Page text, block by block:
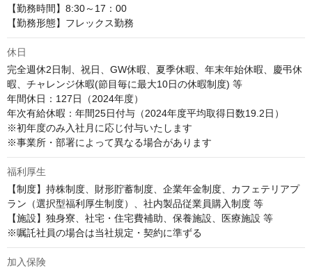
【勤務時間】8:30～17：00
【勤務形態】フレックス勤務
休日
完全週休2日制、祝日、GW休暇、夏季休暇、年末年始休暇、慶弔休
暇、チャレンジ休暇(節目毎に最大10日の休暇制度) 等
年間休日：127日（2024年度）
年次有給休暇：年間25日付与（2024年度平均取得日数19.2日）
※初年度のみ入社月に応じ付与いたします
※事業所・部署によって異なる場合があります
福利厚生
【制度】持株制度、財形貯蓄制度、企業年金制度、カフェテリアプ
ラン（選択型福利厚生制度）、社内製品従業員購入制度 等
【施設】独身寮、社宅・住宅費補助、保養施設、医療施設 等
※嘱託社員の場合は当社規定・契約に準ずる
加入保険